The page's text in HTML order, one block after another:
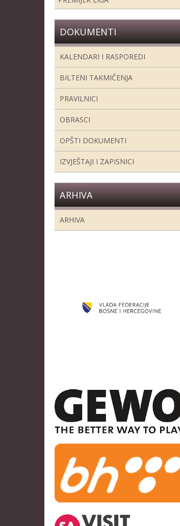
DOKUMENTI
KALENDARI I RASPOREDI
BILTENI TAKMIČENJA
PRAVILNICI
OBRASCI
OPŠTI DOKUMENTI
IZVJEŠTAJI I ZAPISNICI
ARHIVA
ARHIVA